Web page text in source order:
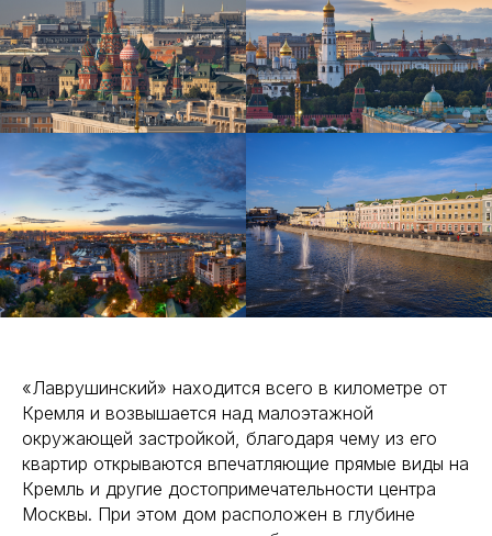
«Лаврушинский» находится всего в километре от
Кремля и возвышается над малоэтажной
окружающей застройкой, благодаря чему из его
квартир открываются впечатляющие прямые виды на
Кремль и другие достопримечательности центра
Москвы. При этом дом расположен в глубине